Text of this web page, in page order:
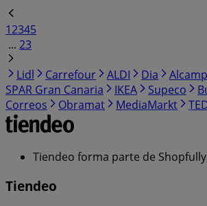
12345
... 23
Lidl
Carrefour ALDI Dia
SPAR Gran Canaria
IKEA Supeco
Correos
Obramat MediaMarkt
Tiendeo forma parte de
Tiendeo